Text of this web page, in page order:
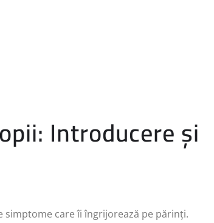
Introducere și
care îi îngrijorează pe părinți.